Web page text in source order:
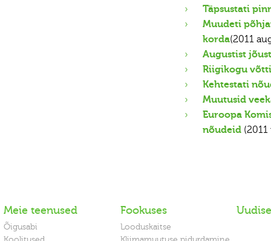
Täpsustati
Muudeti
korda(2011
Augustist
Riigikogu
Kehtestati
Muutusid
Euroopa
nõudeid
Meie teenused
Õigusabi
Fookuses
Looduskaitse